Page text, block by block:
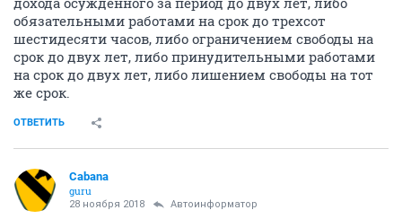
обязательными работами на срок до трехсот
шестидесяти часов, либо ограничением свободы на
срок до двух лет, либо принудительными работами
на срок до двух лет, либо лишением свободы на тот
же срок.
ОТВЕТИТЬ
Cabana
guru
28 ноября 2018 Автоинформатор